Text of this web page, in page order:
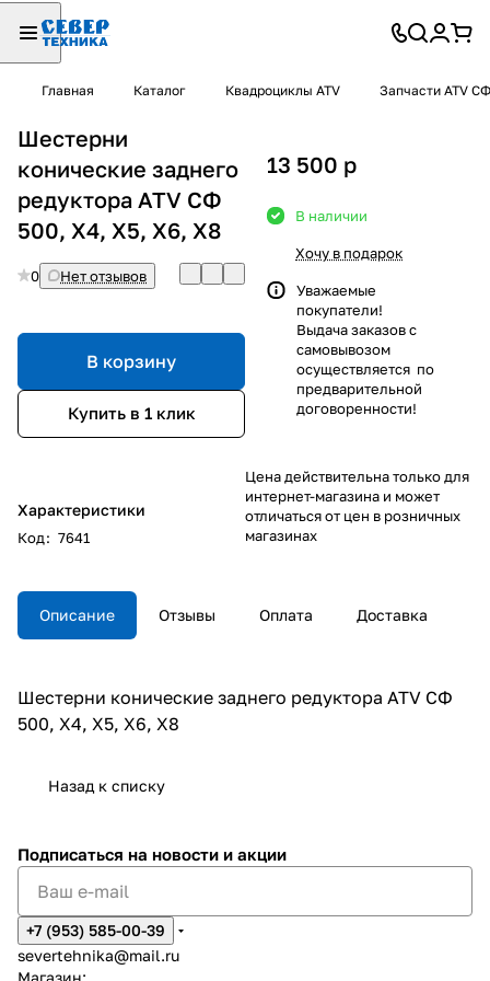
Главная Каталог Квадроциклы ATV Запчасти ATV СФ
Шестерни
конические заднего
редуктора ATV СФ
500, X4, X5, X6, X8
0 Нет отзывов
В корзину
Купить в 1 клик
Характеристики
Код: 7641
13 500 p
В наличии
Хочу в подарок
Уважаемые
покупатели!
Выдача заказов с
самовывозом
осуществляется по
предварительной
договоренности!
Цена действительна только для
интернет-магазина и может
отличаться от цен в розничных
магазинах
Описание Отзывы Оплата Доставка
Шестерни конические заднего редуктора ATV СФ
500, X4, X5, X6, X8
Назад к списку
Подписаться на новости и акции
+7 (953) 585-00-39
severtehnika@mail.ru
Магазин: